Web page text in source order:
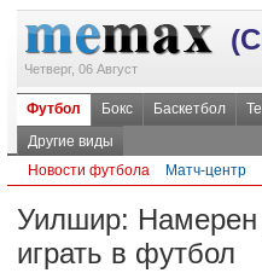
Четверг, 06 Август
Футбол Бокс Баскетбол
Другие виды
Новости футбола
Матч-центр
Уилшир: Намерен
играть в футбол